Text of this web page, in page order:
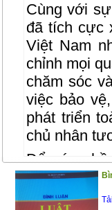
Cùng với
đã tích cực
Việt Nam
chỉnh mọi
chăm sóc
việc bảo
phát triển
chủ nhân
Để góp
mới nhất về
chính như